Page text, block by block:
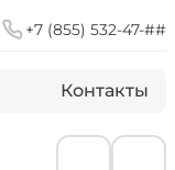
+7 (855) 532-47-##
Контакты